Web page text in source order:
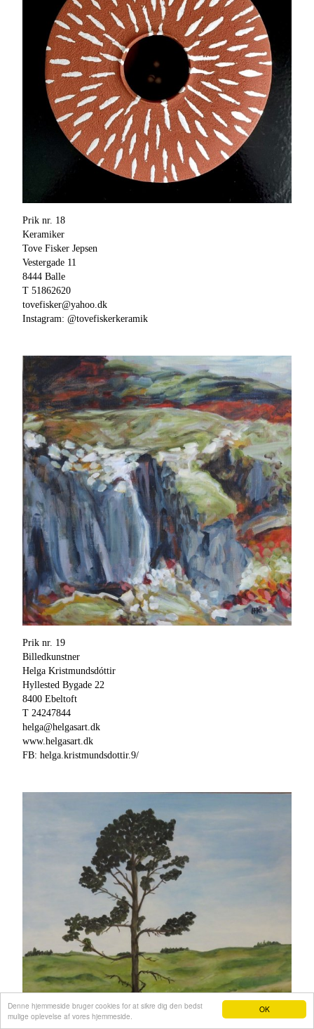
OK
Denne hjemmeside bruger cookies for at sikre dig den bedst
mulige oplevelse af vores hjemmeside.
Prik nr. 18
Keramiker
Tove Fisker Jepsen
Vestergade 11
8444 Balle
T 51862620
tovefisker@yahoo.dk
Instagram: @tovefiskerkeramik
Prik nr. 19
Billedkunstner
Helga Kristmundsdóttir
Hyllested Bygade 22
8400 Ebeltoft
T 24247844
helga@helgasart.dk
www.helgasart.dk
FB: helga.kristmundsdottir.9/
Hjemmeside fra e-hjemmeside.dk